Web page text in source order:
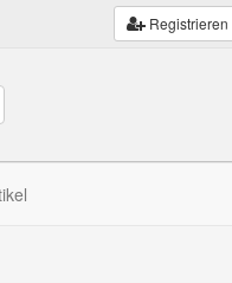
Registrieren